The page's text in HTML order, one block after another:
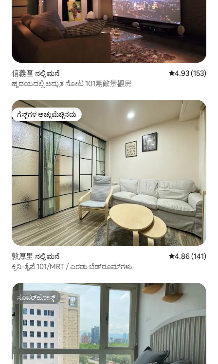
信義區 ನಲ್ಲಿ ಮನೆ 5 ರಲ್ಲಿ 4.93
4.93 (153)
ಹೃದಯದಲ್ಲಿ ಅದ್ಭುತ ನೋಟ 101無敵景觀房
ಗೆಸ್ಟ್‌ಗಳ ಅಚ್ಚುಮೆಚ್ಚಿನದು
ಗೆಸ್ಟ್‌ಗಳ ಅಚ್ಚುಮೆಚ್ಚಿನದು
敦厚里 ನಲ್ಲಿ ಮನೆ 5 ರಲ್ಲಿ 4.86
4.86 (141)
ಕ್ಸಿನಿ-ತೈಪೆ 101/MRT / ಎರಡು ಬೆಡ್‌ರೂಮ್‌ಗಳು
ಸೂಪರ್‌ಹೋಸ್ಟ್
ಸೂಪರ್‌ಹೋಸ್ಟ್